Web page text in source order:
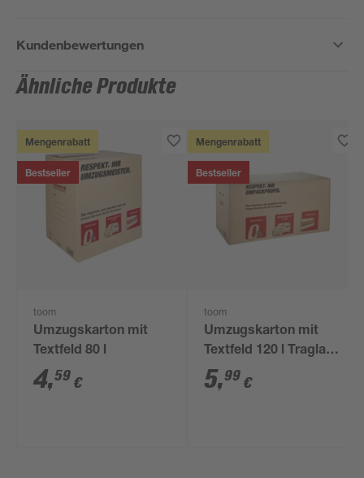
Kundenbewertungen
Ähnliche Produkte
Mengenrabatt
Bestseller
toom
Umzugskarton mit
Textfeld 80 l
4,59 €
Mengenrabatt
Bestseller
toom
Umzugskarton mit
Textfeld 120 l Traglast
50 kg
5,99 €